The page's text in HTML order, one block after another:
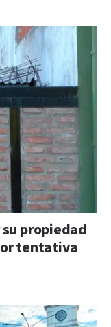
propiedad
tentativa